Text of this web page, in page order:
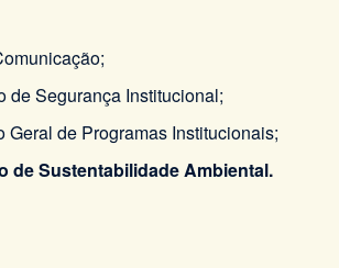
de Segurança Institucional;
Geral de Programas Institucionais;
de Sustentabilidade Ambiental.